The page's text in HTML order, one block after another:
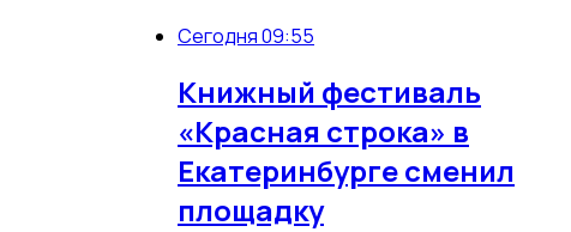
Сегодня 09:55
Книжный фестиваль
«Красная строка» в
Екатеринбурге сменил
площадку